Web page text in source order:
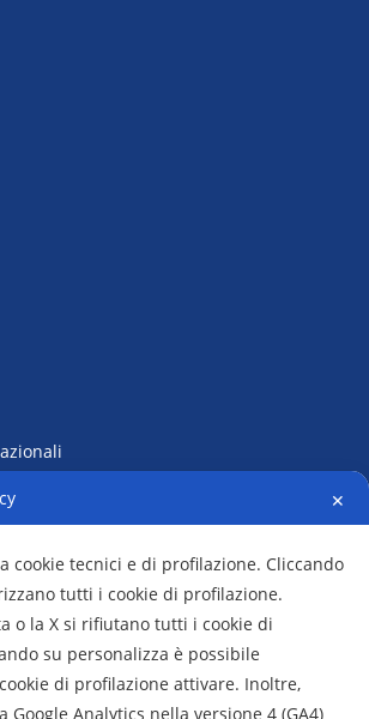
✕
cookie tecnici e di profilazione. Cliccando
tutti i cookie di profilazione.
o la X si rifiutano tutti i cookie di
su personalizza è possibile
di profilazione attivare. Inoltre,
Google Analytics nella versione 4 (GA4)